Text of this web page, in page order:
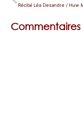
Commentaires